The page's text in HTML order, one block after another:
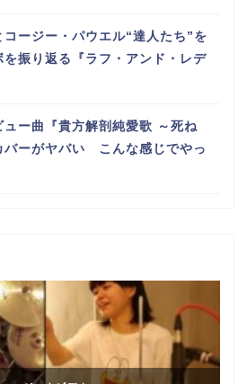
コージー・パウエル“達人たち”を
を振り返る『ラフ・アンド・レデ
ュー曲『貴方解剖純愛歌 ～死ね
バーがヤバい こんな感じでやっ